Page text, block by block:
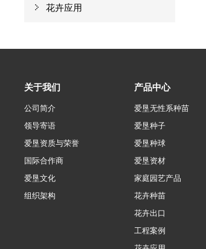
花卉应用
关于我们
公司简介
领导寄语
爱垦资质与荣誉
国际合作商
爱垦文化
组织架构
产品中心
爱垦无性系种苗
爱垦种子
爱垦种球
爱垦资材
家庭园艺产品
花卉种苗
花卉出口
工程案例